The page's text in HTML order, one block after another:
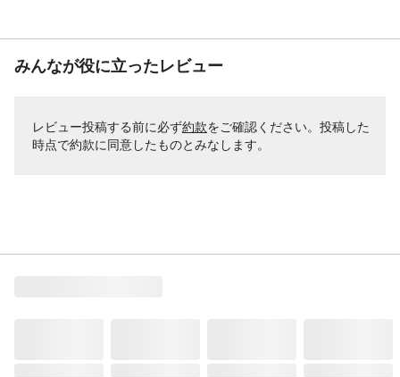
みんなが役に立ったレビュー
レビュー投稿する前に必ず約款をご確認ください。投稿した
時点で約款に同意したものとみなします。